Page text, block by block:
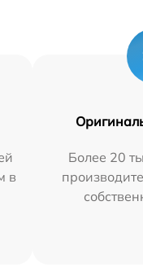
в
Более 20